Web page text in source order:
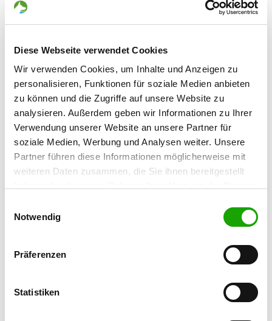
Diese Webseite verwendet Cookies
Wir verwenden Cookies, um Inhalte und Anzeigen zu
personalisieren, Funktionen für soziale Medien anbieten
zu können und die Zugriffe auf unsere Website zu
analysieren. Außerdem geben wir Informationen zu Ihrer
Verwendung unserer Website an unsere Partner für
soziale Medien, Werbung und Analysen weiter. Unsere
Partner führen diese Informationen möglicherweise mit
weiteren Daten zusammen, die Sie ihnen bereitgestellt
Cookies, wenn Sie unsere Webseite weiterhin nutzen.
Notwendig
Präferenzen
Statistiken
72275 Alpirsbach
OG - Baiersbronn-Murgtal e.V.
Details
Rommelsau 39
72270 Baiersbronn-Röt
OG - Balingen/Wuertt.
Details
Hinter dem Stettberg 1
OG - Horb a.N. e.V.
Details
72160 Horb a. N.
OG - Schramberg-Sulgen